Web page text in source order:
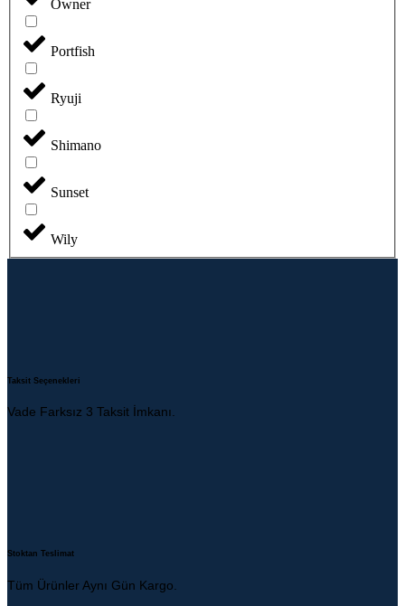
Owner
Portfish
Ryuji
Shimano
Sunset
Wily
Taksit Seçenekleri
Vade Farksız 3 Taksit İmkanı.
Stoktan Teslimat
Tüm Ürünler Aynı Gün Kargo.